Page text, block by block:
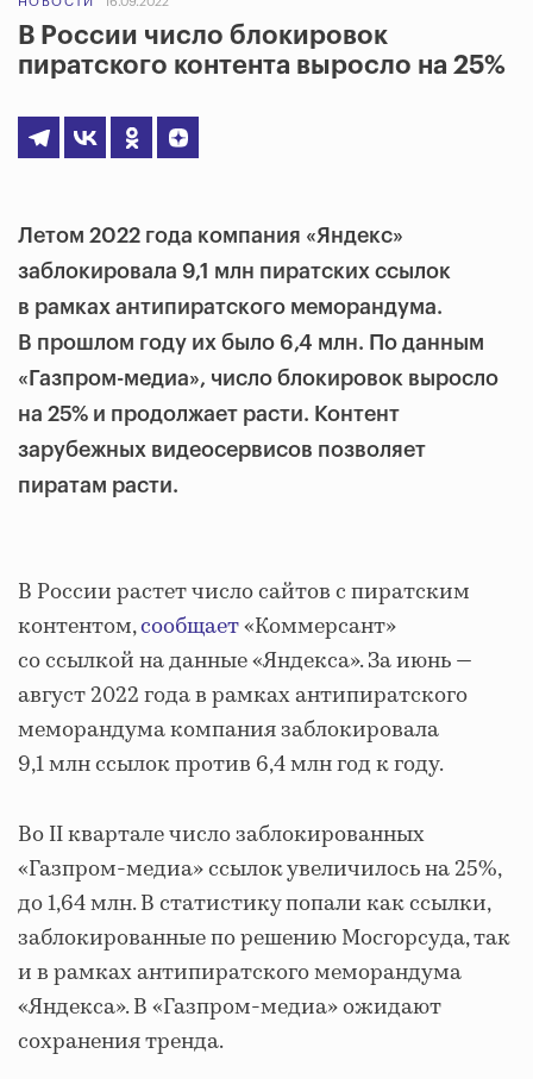
В России число блокировок
пиратского контента выросло на 25%
Летом 2022 года компания «Яндекс»
заблокировала 9,1 млн пиратских ссылок
в рамках антипиратского меморандума.
В прошлом году их было 6,4 млн. По данным
«Газпром-медиа», число блокировок выросло
на 25% и продолжает расти. Контент
зарубежных видеосервисов позволяет
пиратам расти.
В России растет число сайтов с пиратским
контентом,сообщает«Коммерсант»
со ссылкой на данные «Яндекса». За июнь —
август 2022 года в рамках антипиратского
меморандума компания заблокировала
9,1 млн ссылок против 6,4 млн год к году.
Во II квартале число заблокированных
«Газпром-медиа» ссылок увеличилось на 25%,
до 1,64 млн. В статистику попали как ссылки,
заблокированные по решению Мосгорсуда, так
и в рамках антипиратского меморандума
«Яндекса». В «Газпром-медиа» ожидают
сохранения тренда.